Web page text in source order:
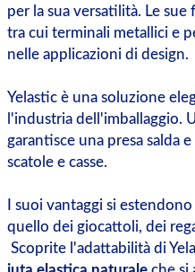
per la sua versatilità. Le
tra cui terminali metallici e
nelle applicazioni di design.
Yelastic è una soluzione
l'industria dell'imballaggio.
garantisce una presa salda
scatole e casse.
I suoi vantaggi si
quello dei giocattoli, dei
Scoprite l'adattabilità di